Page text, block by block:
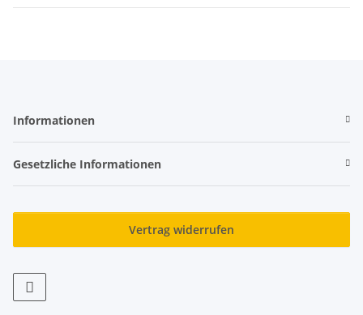
Informationen
Gesetzliche Informationen
Vertrag widerrufen